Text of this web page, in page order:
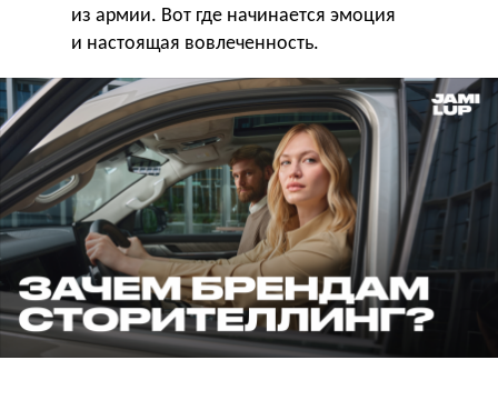
из армии. Вот где начинается эмоция
и настоящая вовлеченность.